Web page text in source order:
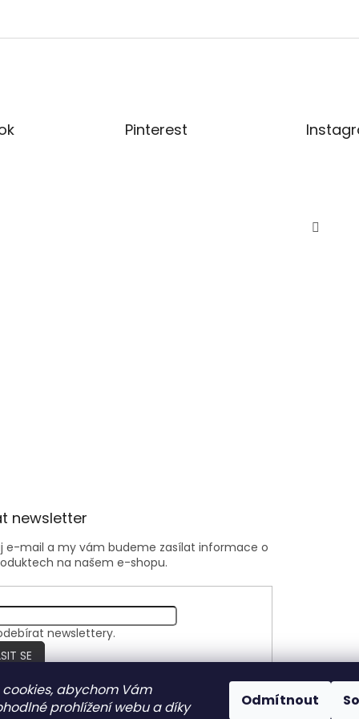
abychom Vám
prohlížení webu a díky
Odmítnout
Pinterest
newsletter
e-mail a my vám budeme zasílat informace o
na našem e-shopu.
newslettery.
SE